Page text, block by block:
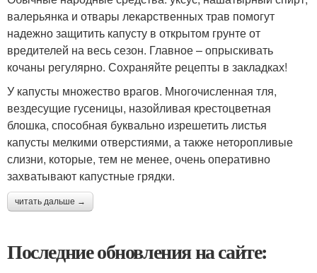
валерьянка и отвары лекарственных трав помогут
надежно защитить капусту в открытом грунте от
вредителей на весь сезон. Главное – опрыскивать
кочаны регулярно. Сохраняйте рецепты в закладках!
У капусты множество врагов. Многочисленная тля,
вездесущие гусеницы, назойливая крестоцветная
блошка, способная буквально изрешетить листья
капусты мелкими отверстиями, а также неторопливые
слизни, которые, тем не менее, очень оперативно
захватывают капустные грядки.
читать дальше →
Последние обновления на сайте: